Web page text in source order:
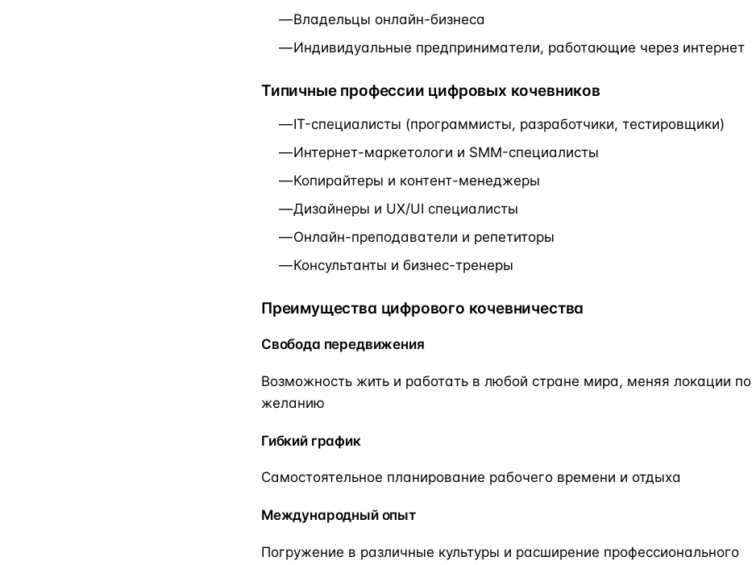
Владельцы онлайн-бизнеса
Индивидуальные предприниматели, работающие через интернет
Типичные профессии цифровых кочевников
IT-специалисты (программисты, разработчики, тестировщики)
Интернет-маркетологи и SMM-специалисты
Копирайтеры и контент-менеджеры
Дизайнеры и UX/UI специалисты
Онлайн-преподаватели и репетиторы
Консультанты и бизнес-тренеры
Преимущества цифрового кочевничества
Свобода передвижения
Возможность жить и работать в любой стране мира, меняя локации по
желанию
Гибкий график
Самостоятельное планирование рабочего времени и отдыха
Международный опыт
Погружение в различные культуры и расширение профессионального